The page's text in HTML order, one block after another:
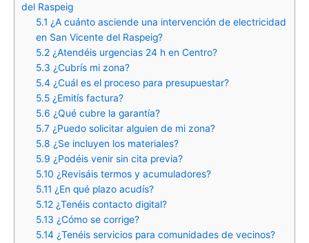
del Raspeig
5.1 ¿A cuánto asciende una intervención de electricidad
en San Vicente del Raspeig?
5.2¿Atendéis urgencias 24 h en Centro?
5.3 ¿Cubrís mi zona?
5.4 ¿Cuál es el proceso para presupuestar?
5.5¿Emitís factura?
5.6 ¿Qué cubre la garantía?
5.7¿Puedo solicitar alguien de mi zona?
5.8 ¿Se incluyen los materiales?
5.9 ¿Podéis venir sin cita previa?
5.10 ¿Revisáis termos y acumuladores?
5.11 ¿En qué plazo acudís?
5.12¿Tenéis contacto digital?
5.13 ¿Cómo se corrige?
5.14 ¿Tenéis servicios para comunidades de vecinos?